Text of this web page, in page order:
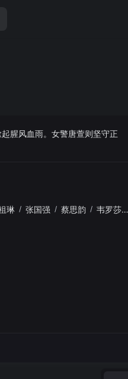
暂
腥风血雨。女警唐萱则坚守正
琳 / 张国强 / 蔡思韵 / 韦罗莎